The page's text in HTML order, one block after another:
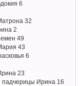
6
32
2
49
43
6
23
Ирина 16